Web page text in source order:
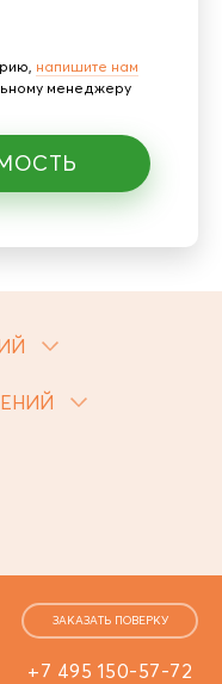
напишите нам
менеджеру
+7 495 150-57-72
ЗАКАЗАТЬ ПОВЕРКУ